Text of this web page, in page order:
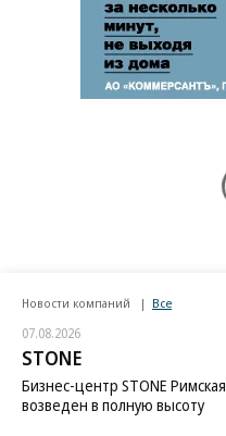
Новости компаний Все
07.08.2026
STONE
Бизнес-центр STONE Римская
возведен в полную высоту